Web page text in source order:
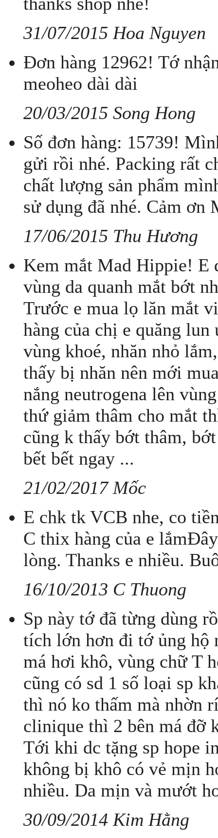
31/07/2015 Hoa Nguyen
Đơn hàng 12962! Tớ
meoheo dài dài
20/03/2015 Song Hong
Số đơn hàng: 15739!
gửi rồi nhé. Packing rất
chất lượng sản phẩm
sử dụng đã nhé. Cảm ơn
17/06/2015 Thu Hương
Kem mắt Mad Hippie! E
vùng da quanh mắt bớt
Trước e mua lọ lăn mắt
hàng của chị e quăng
vùng khoé, nhăn nhỏ
thấy bị nhăn nên mới
nắng neutrogena lên
thứ giảm thâm cho mắt
cũng k thấy bớt thâm,
bết bết ngay ...
21/02/2017 Mốc
E chk tk VCB nhe, co
C thix hàng của e
lòng. Thanks e nhiều.
16/10/2013 C Thuong
Sp này tớ đã từng dùng
tích lớn hơn đi tớ ủng hộ
má hơi khô, vùng chữ T
cũng có sd 1 số loại sp
thì nó ko thấm mà nhờn
clinique thì 2 bên má đỡ
Tới khi dc tặng sp hope
không bị khô có vẻ mịn
nhiều. Da mịn và mướt
30/09/2014 Kim Hằng